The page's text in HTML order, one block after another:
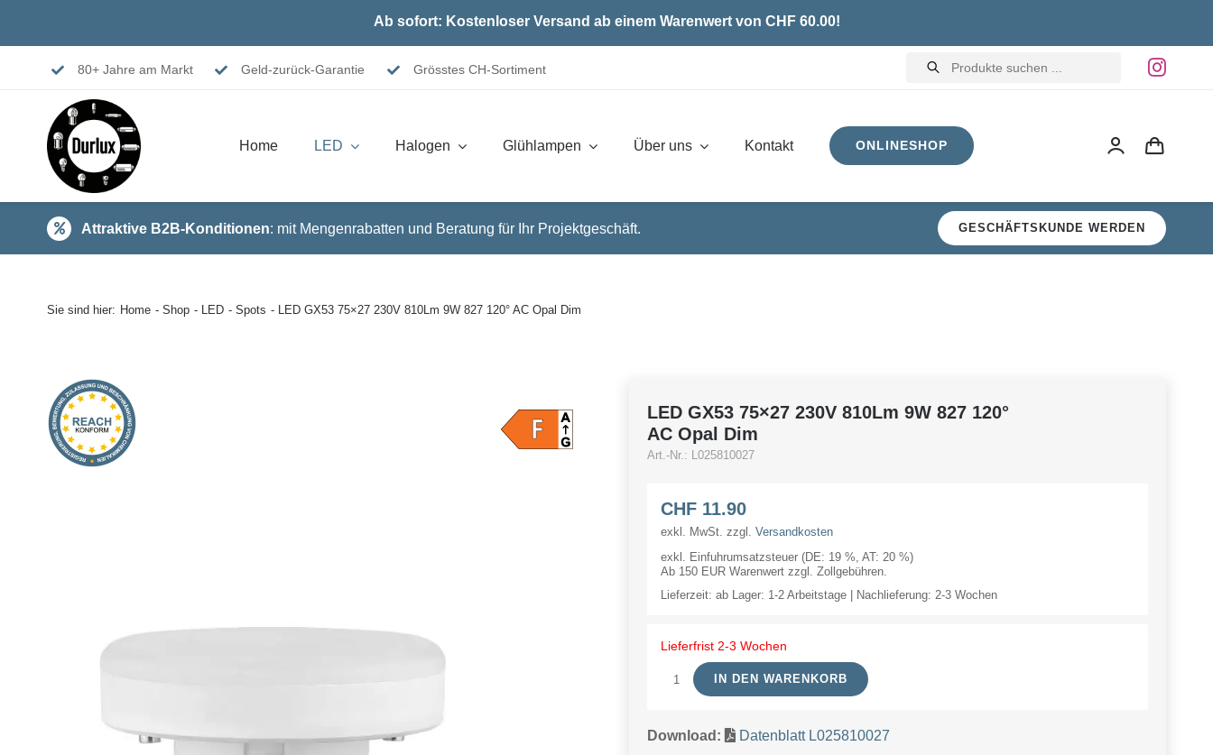
Ab sofort: Kostenloser Versand ab einem Warenwert von CHF 60.00!
80+ Jahre am Markt Geld-zurück-Garantie Grösstes CH-Sortiment
Products
search
Home LED Halogen Glühlampen Über uns Kontakt ONLINESHOP
Attraktive B2B-Konditionen: mit Mengenrabatten und Beratung für Ihr Projektgeschäft. GESCHÄFTSKUNDE WERDEN
Sie sind hier: Home Shop LED Spots LED GX53 75×27 230V 810Lm 9W 827 120° AC Opal Dim
LED GX53 75×27 230V 810Lm 9W 827 120°
AC Opal Dim
Art.-Nr.: L025810027
CHF11.90
exkl. MwSt. zzgl. Versandkosten
exkl. Einfuhrumsatzsteuer (DE: 19 %, AT: 20 %)
Ab 150 EUR Warenwert zzgl. Zollgebühren.
Lieferzeit: ab Lager: 1-2 Arbeitstage | Nachlieferung: 2-3 Wochen
Lieferfrist 2-3 Wochen
LED
75x27
IN DEN WARENKORB
Download: Datenblatt L025810027